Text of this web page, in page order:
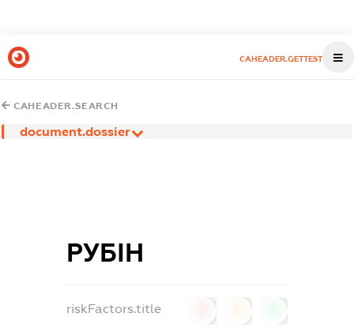
CAHEADER.GETTEST
CAHEADER.SEARCH
document.dossier
РУБІН
riskFactors.title